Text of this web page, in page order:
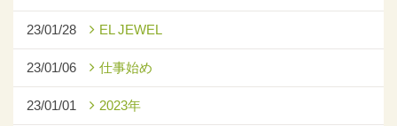
23/01/28 EL JEWEL
23/01/06 仕事始め
23/01/01 2023年